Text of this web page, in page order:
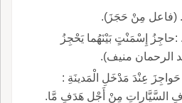
(فاعل مِنْ حَجَزَ).
:حاجِزُ إِسْمَنْتٍ بَيْنَهُما يَحْجِزُ
الرحمان منيف).
عِنْدَ مَدْخَلِ الْمَدينَةِ :
السَّيَّاراتِ مِنْ أَجْلِ هَدَفٍ مَّا.